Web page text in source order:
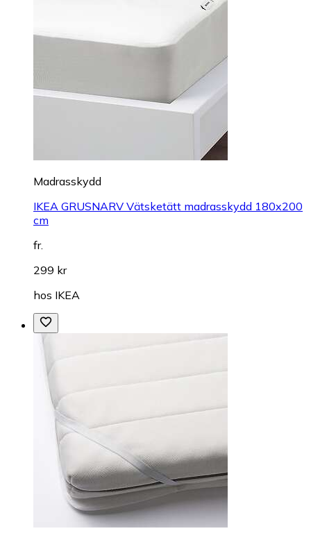
Madrasskydd
IKEA GRUSNARV Vätsketätt madrasskydd 180x200
cm
fr.
299 kr
hos IKEA